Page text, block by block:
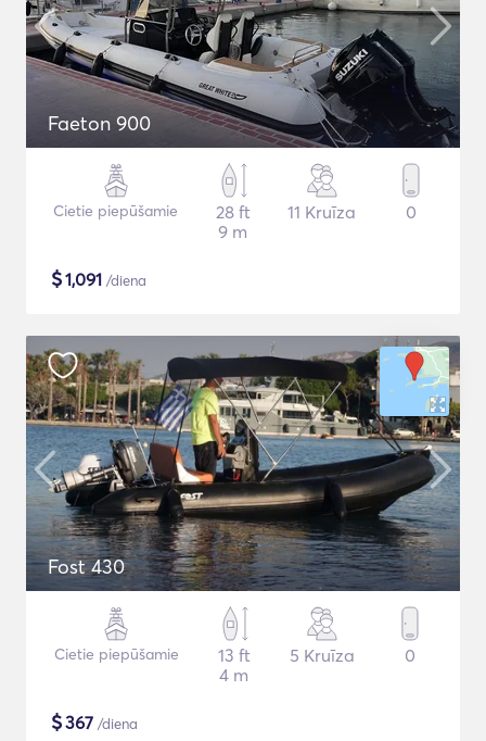
Faeton 900
Cietie piepūšamie
28 ft
9 m
11 Kruīza 0
$1,091 /diena
Fost 430
Cietie piepūšamie
13 ft
4 m
5 Kruīza 0
$367 /diena